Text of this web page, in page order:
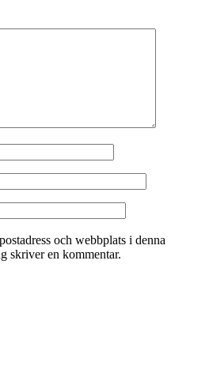
och webbplats i denna
skriver en kommentar.